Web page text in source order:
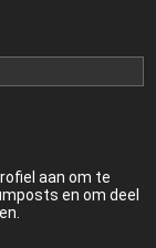
aan om te
en om deel